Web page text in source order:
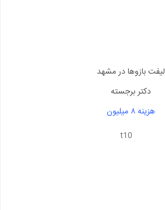
لیفت بازوها در مشهد
دکتر برجسته
هزینه ۸ میلیون